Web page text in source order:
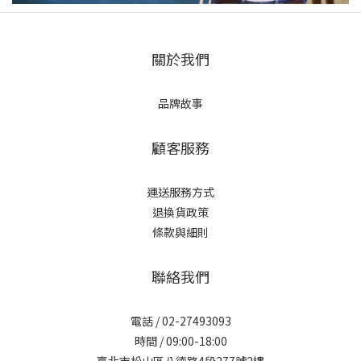
關於我們
品牌故事
顧客服務
運送服務方式
退換貨政策
條款與細則
聯絡我們
電話 / 02-27493093
時間 / 09:00-18:00